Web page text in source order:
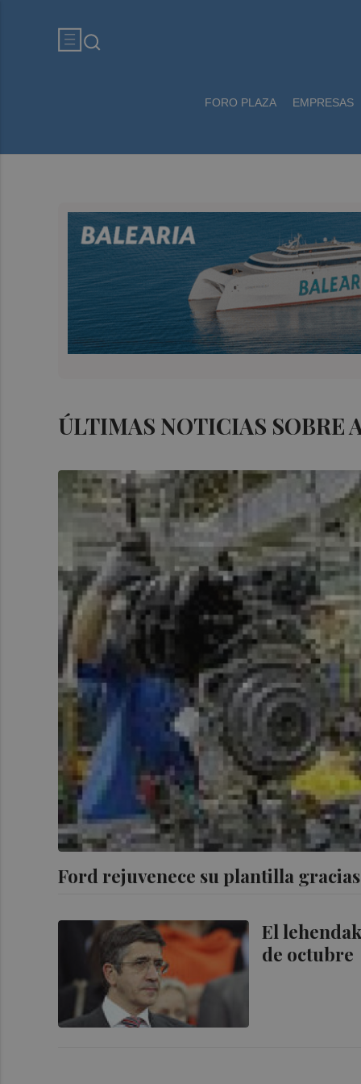
FORO PLAZA EMPRESAS
ÚLTIMAS NOTICIAS SOBRE
Ford rejuvenece su plantilla
El
de octubre